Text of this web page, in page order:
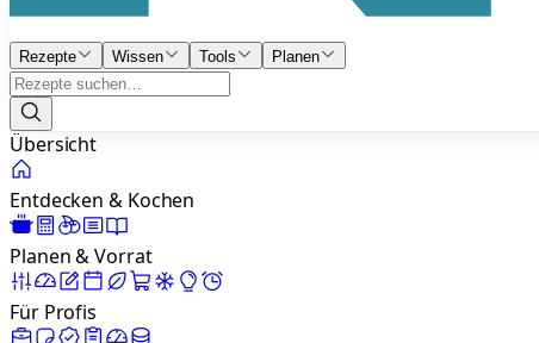
Rezepte Wissen Tools Planen
Übersicht
Entdecken & Kochen
Planen & Vorrat
Für Profis